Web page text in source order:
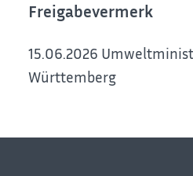
Freigabevermerk
15.06.2026
Württemberg